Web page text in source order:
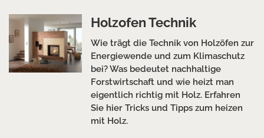
Holzofen Technik
Wie trägt die Technik von Holzöfen zur
Energiewende und zum Klimaschutz
bei? Was bedeutet nachhaltige
Forstwirtschaft und wie heizt man
eigentlich richtig mit Holz. Erfahren
Sie hier Tricks und Tipps zum heizen
mit Holz.